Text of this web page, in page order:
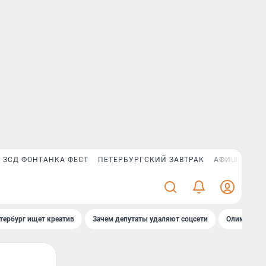
ЗСД ФОНТАНКА ФЕСТ ПЕТЕРБУРГСКИЙ ЗАВТРАК АФИША PLUS
ищет креатив Зачем депутаты удаляют соцсети